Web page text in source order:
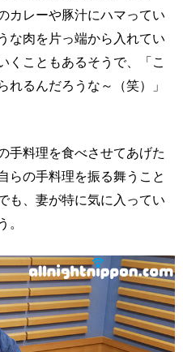
カレーや豚汁にハマってい
な肉を片っ端から入れてい
くこともあるそうで、「こ
れるんだろうな～（笑）」
手料理を食べさせてあげた
らの手料理を振る舞うこと
も、妻が特に気に入ってい
。